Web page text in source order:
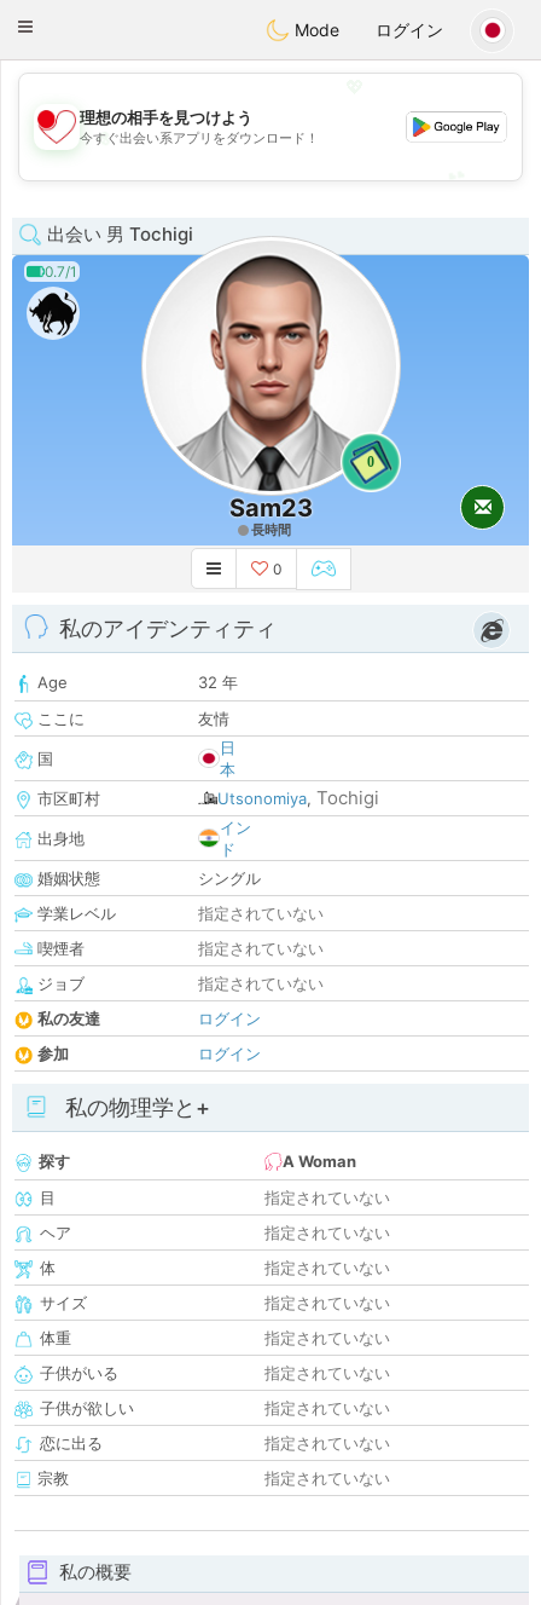
日本Chat
Toggle
Mode ログイン
💖
💕
理想の相手を見つけよう
今すぐ出会い系アプリをダウンロード！
出会い 男 Tochigi
0.7/1
0
Sam23
長時間
0
私のアイデンティティ
Age
32 年
ここに
友情
国
日
本
市区町村
Utsonomiya, Tochigi
出身地
イン
ド
婚姻状態
シングル
学業レベル
指定されていない
喫煙者
指定されていない
ジョブ
指定されていない
私の友達
ログイン
参加
ログイン
私の物理学と+
探す
A Woman
目
指定されていない
ヘア
指定されていない
体
指定されていない
サイズ
指定されていない
体重
指定されていない
子供がいる
指定されていない
子供が欲しい
指定されていない
恋に出る
指定されていない
宗教
指定されていない
私の概要